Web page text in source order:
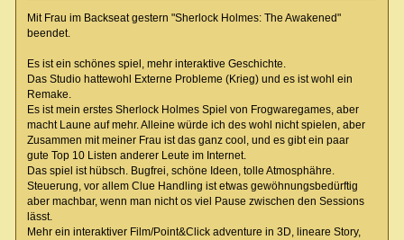
Mit Frau im Backseat gestern "Sherlock Holmes: The Awakened"
beendet.
Es ist ein schönes spiel, mehr interaktive Geschichte.
Das Studio hattewohl Externe Probleme (Krieg) und es ist wohl ein
Remake.
Es ist mein erstes Sherlock Holmes Spiel von Frogwaregames, aber
macht Laune auf mehr. Alleine würde ich des wohl nicht spielen, aber
Zusammen mit meiner Frau ist das ganz cool, und es gibt ein paar
gute Top 10 Listen anderer Leute im Internet.
Das spiel ist hübsch. Bugfrei, schöne Ideen, tolle Atmosphähre.
Steuerung, vor allem Clue Handling ist etwas gewöhnungsbedürftig
aber machbar, wenn man nicht os viel Pause zwischen den Sessions
lässt.
Mehr ein interaktiver Film/Point&Click adventure in 3D, lineare Story,